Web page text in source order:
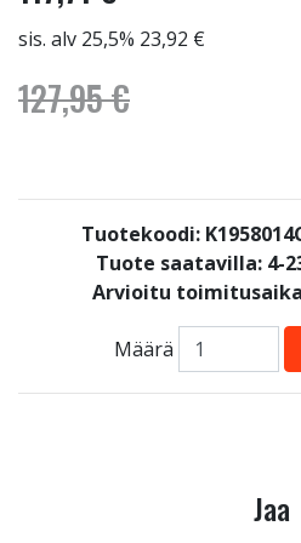
sis. alv 25,5% 23,92 €
127,95 €
Tuotekoodi:
Tuote saatavilla: 4-
Arvioitu
Määrä
Jaa